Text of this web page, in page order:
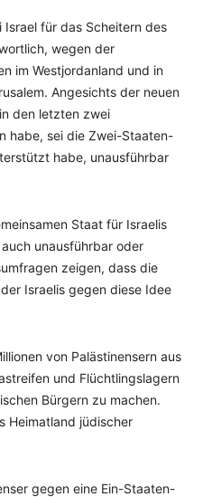
für das Scheitern des
wegen der
im Westjordanland und in
Angesichts der neuen
den letzten zwei
habe, sei die Zwei-Staaten-
habe, unausführbar
Staat für Israelis
unausführbar oder
zeigen, dass die
Israelis gegen diese Idee
von Palästinensern aus
und Flüchtlingslagern
Bürgern zu machen.
Heimatland jüdischer
gegen eine Ein-Staaten-